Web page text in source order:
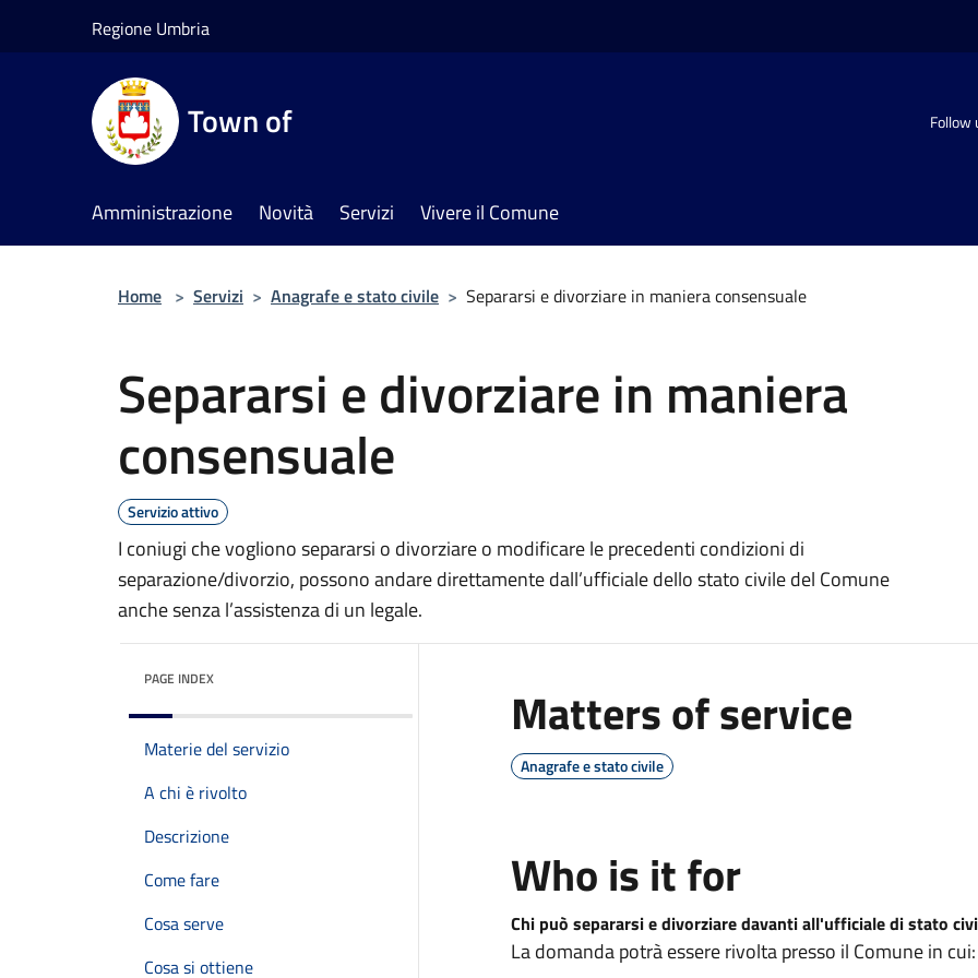
Regione Umbria
Town of Follow
Amministrazione Novità Servizi Vivere il Comune
Home > Servizi > Anagrafe e stato civile > Separarsi e divorziare in maniera consensuale
Separarsi e divorziare in maniera
consensuale
Servizio attivo
I coniugi che vogliono separarsi o divorziare o modificare le precedenti condizioni di
separazione/divorzio, possono andare direttamente dall’ufficiale dello stato civile del Comune
anche senza l’assistenza di un legale.
PAGE INDEX
Materie del servizio
A chi è rivolto
Descrizione
Come fare
Cosa serve
Cosa si ottiene
Matters of service
Anagrafe e stato civile
Who is it for
Chi può separarsi e divorziare davanti all'ufficiale di stato
La domanda potrà essere rivolta presso il Comune in cui: